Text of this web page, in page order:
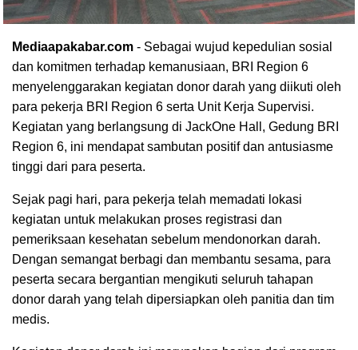
Mediaapakabar.com - Sebagai wujud kepedulian sosial
dan komitmen terhadap kemanusiaan, BRI Region 6
menyelenggarakan kegiatan donor darah yang diikuti oleh
para pekerja BRI Region 6 serta Unit Kerja Supervisi.
Kegiatan yang berlangsung di JackOne Hall, Gedung BRI
Region 6, ini mendapat sambutan positif dan antusiasme
tinggi dari para peserta.
Sejak pagi hari, para pekerja telah memadati lokasi
kegiatan untuk melakukan proses registrasi dan
pemeriksaan kesehatan sebelum mendonorkan darah.
Dengan semangat berbagi dan membantu sesama, para
peserta secara bergantian mengikuti seluruh tahapan
donor darah yang telah dipersiapkan oleh panitia dan tim
medis.